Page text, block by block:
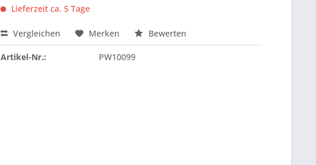
Lieferzeit ca. 5 Tage
Vergleichen Merken Bewerten
Artikel-Nr.: PW10099